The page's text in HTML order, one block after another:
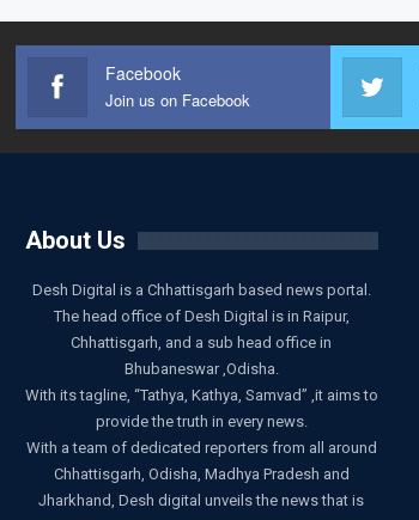
Facebook
Join us on Facebook
About Us
Desh Digital is a Chhattisgarh based news portal.
The head office of Desh Digital is in Raipur,
Chhattisgarh, and a sub head office in
Bhubaneswar ,Odisha.
With its tagline, “Tathya, Kathya, Samvad” ,it aims to
provide the truth in every news.
With a team of dedicated reporters from all around
Chhattisgarh, Odisha, Madhya Pradesh and
Jharkhand, Desh digital unveils the news that is